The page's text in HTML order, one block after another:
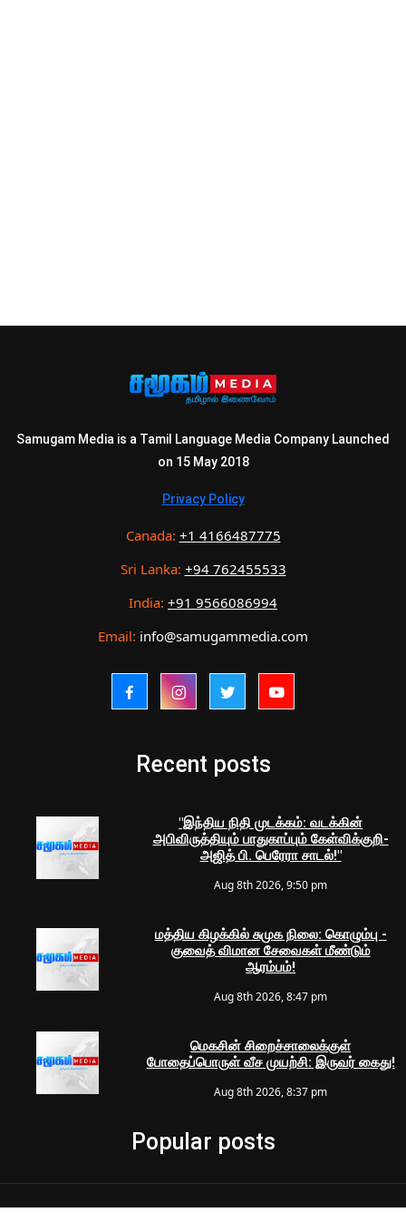
Samugam Media is a Tamil Language Media Company Launched
on 15 May 2018
Privacy Policy
Canada: +1 4166487775
Sri Lanka: +94 762455533
India: +91 9566086994
Email: info@samugammedia.com
Recent posts
"இந்திய நிதி முடக்கம்: வடக்கின்
அபிவிருத்தியும் பாதுகாப்பும் கேள்விக்குறி-
அஜித் பி. பெரேரா சாடல்!"
Aug 8th 2026, 9:50 pm
மத்திய கிழக்கில் சுமுக நிலை: கொழும்பு -
குவைத் விமான சேவைகள் மீண்டும்
ஆரம்பம்!
Aug 8th 2026, 8:47 pm
மெகசின் சிறைச்சாலைக்குள்
போதைப்பொருள் வீச முயற்சி: இருவர் கைது!
Aug 8th 2026, 8:37 pm
Popular posts